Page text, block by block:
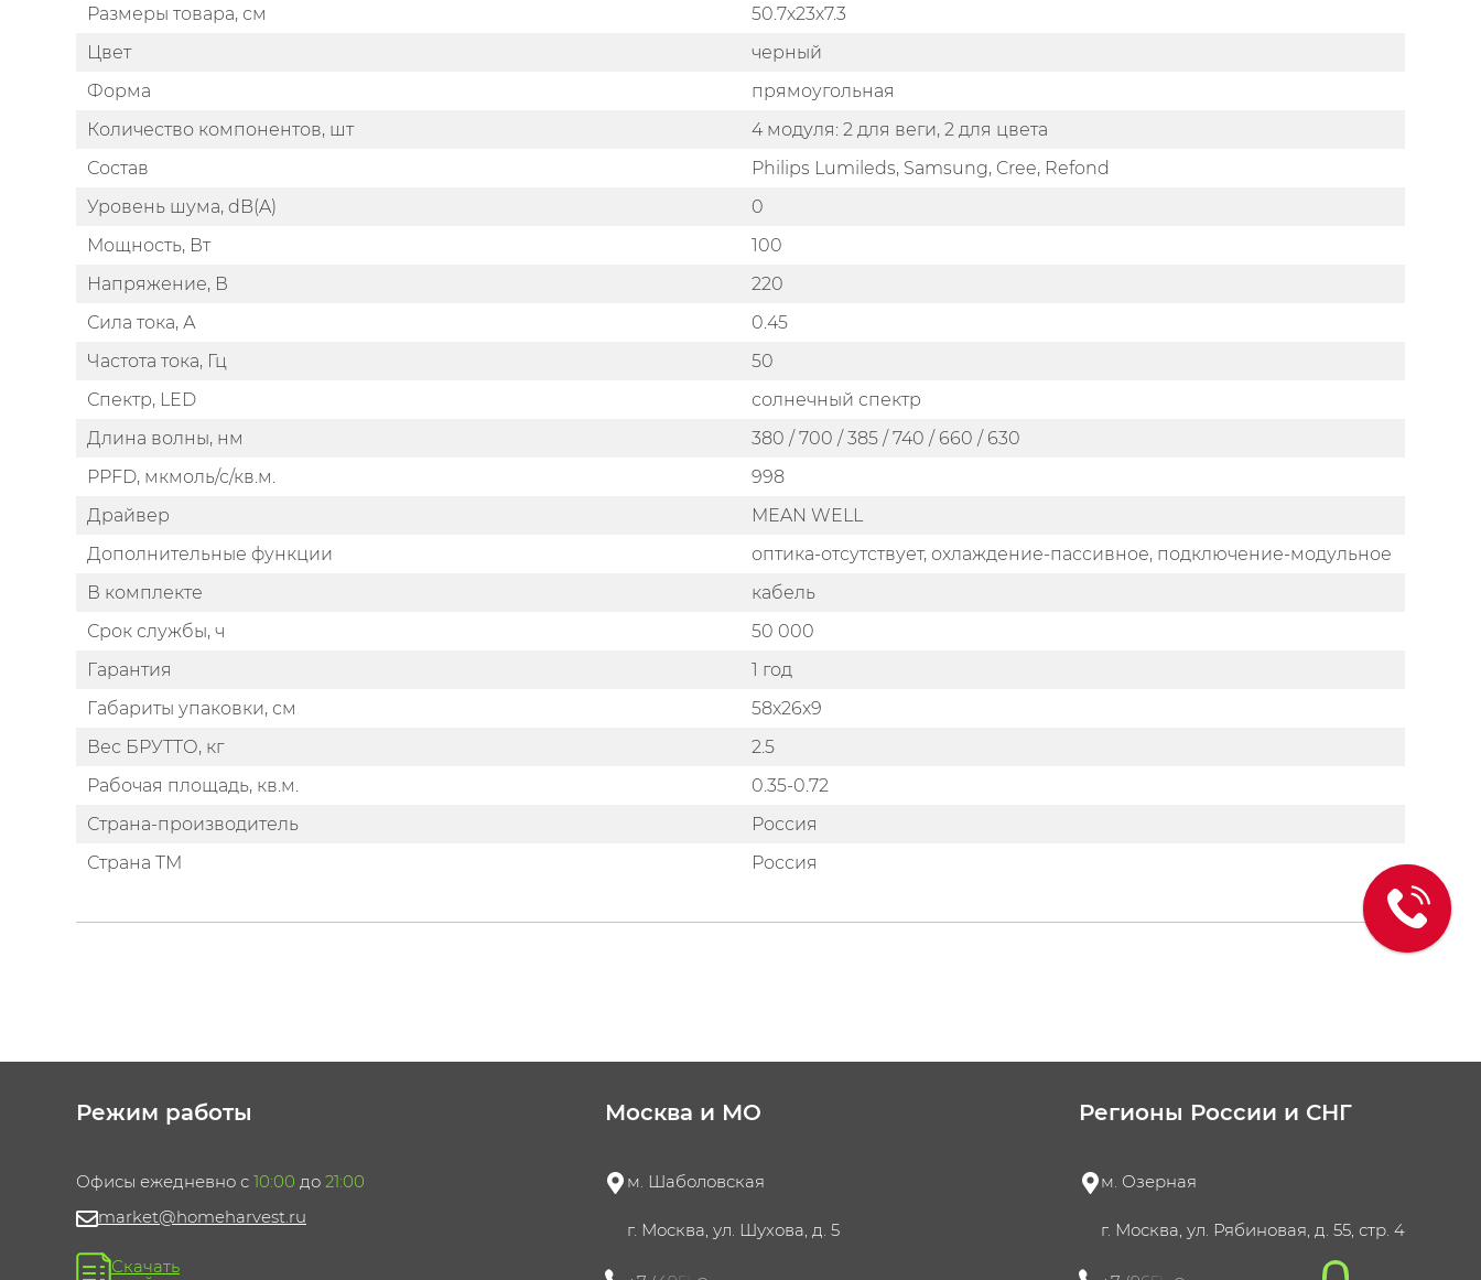
Размеры товара, см
50.7х23х7.3
Цвет
черный
Форма
прямоугольная
Количество компонентов, шт
4 модуля: 2 для веги, 2 для цвета
Состав
Philips Lumileds, Samsung, Cree, Refond
Уровень шума, dB(A)
0
Мощность, Вт
100
Напряжение, В
220
Сила тока, А
0.45
Частота тока, Гц
50
Спектр, LED
солнечный спектр
Длина волны, нм
380 / 700 / 385 / 740 / 660 / 630
PPFD, мкмоль/с/кв.м.
998
Драйвер
MEAN WELL
Дополнительные функции
оптика-отсутствует, охлаждение-пассивное, подключение-модульное
В комплекте
кабель
Срок службы, ч
50 000
Гарантия
1 год
Габариты упаковки, см
58x26x9
Вес БРУТТО, кг
2.5
Рабочая площадь, кв.м.
0.35-0.72
Страна-производитель
Россия
Страна ТМ
Россия
Режим работы
Офисы ежедневно с 10:00 до 21:00
market@homeharvest.ru
Скачать
Москва и МО
м. Шаболовская
г. Москва, ул. Шухова, д. 5
Регионы России и СНГ
м. Озерная
г. Москва, ул. Рябиновая, д. 55, стр. 4